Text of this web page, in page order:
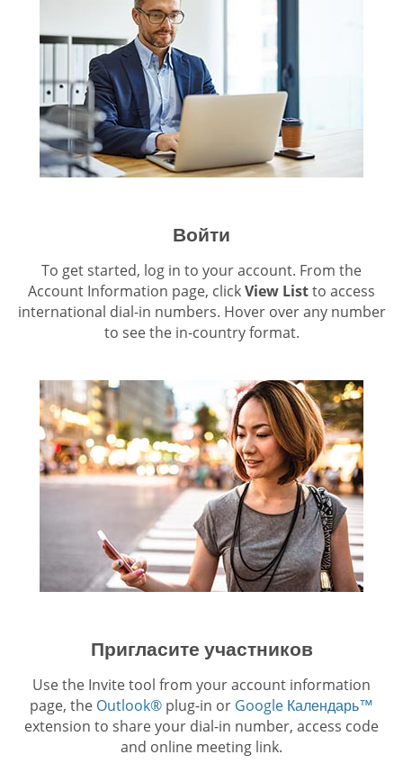
Войти
To get started, log in to your account. From the
Account Information page, clickView Listto access
international dial-in numbers. Hover over any number
to see the in-country format.
Пригласите участников
Use the Invite tool from your account information
page, the Outlook® plug-in or Google Календарь™
extension to share your dial-in number, access code
and online meeting link.